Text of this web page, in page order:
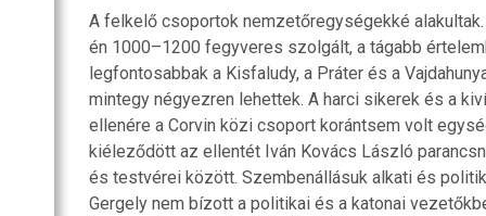
A felkelő csoportok nemzetőregységekké
én 1000–1200 fegyveres szolgált, a tágabb
legfontosabbak a Kisfaludy, a Práter és a
mintegy négyezren lehettek. A harci sikerek és a
ellenére a Corvin közi csoport korántsem volt
kiéleződött az ellentét Iván Kovács László
és testvérei között. Szembenállásuk alkati és
Gergely nem bízott a politikai és a katonai